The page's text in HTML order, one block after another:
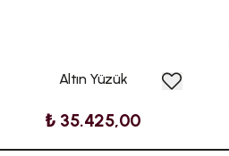
Altın Yüzük
₺ 35.425,00